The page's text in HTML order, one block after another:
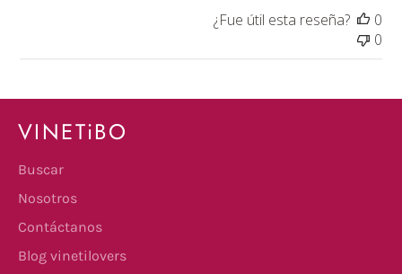
¿Fue útil esta reseña?
0
0
VINETiBO
Buscar
Nosotros
Contáctanos
Blog vinetilovers